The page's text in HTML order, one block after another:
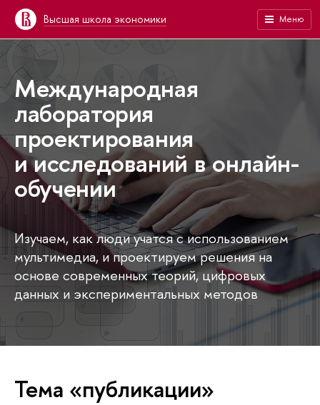
Высшая школа экономики Меню
Международная
лаборатория
проектирования
и исследований в онлайн-
обучении
Изучаем, как люди учатся с использованием
мультимедиа, и проектируем решения на
основе современных теорий, цифровых
данных и экспериментальных методов
Тема «публикации»